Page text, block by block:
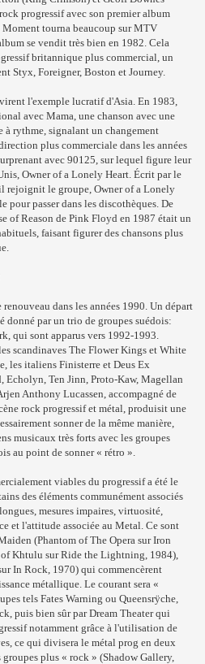
progressif avec son premier album
tourna beaucoup sur MTV
se vendit très bien en 1982. Cela
britannique plus commercial, un
Styx, Foreigner, Boston et Journey.
l'exemple lucratif d'Asia. En 1983,
avec Mama, une chanson avec une
rythme, signalant un changement
plus commerciale dans les années
avec 90125, sur lequel figure leur
Owner of a Lonely Heart. Écrit par le
rejoignit le groupe, Owner of a Lonely
pour passer dans les discothèques. De
of Reason de Pink Floyd en 1987 était un
faisant figurer des chansons plus
dans les années 1990. Un départ
donné par un trio de groupes suédois:
qui sont apparus vers 1992-1993.
scandinaves The Flower Kings et White
les italiens Finisterre et Deus Ex
Echolyn, Ten Jinn, Proto-Kaw, Magellan
Anthony Lucassen, accompagné de
rock progressif et métal, produisit une
sonner de la même manière,
musicaux très forts avec les groupes
au point de sonner « rétro ».
viables du progressif a été le
des éléments communément associés
mesures impaires, virtuosité,
et l'attitude associée au Metal. Ce sont
(Phantom of The Opera sur Iron
Khtulu sur Ride the Lightning, 1984),
In Rock, 1970) qui commencèrent
métallique. Le courant sera «
tels Fates Warning ou Queensrÿche,
puis bien sûr par Dream Theater qui
notamment grâce à l'utilisation de
ce qui divisera le métal prog en deux
plus « rock » (Shadow Gallery,